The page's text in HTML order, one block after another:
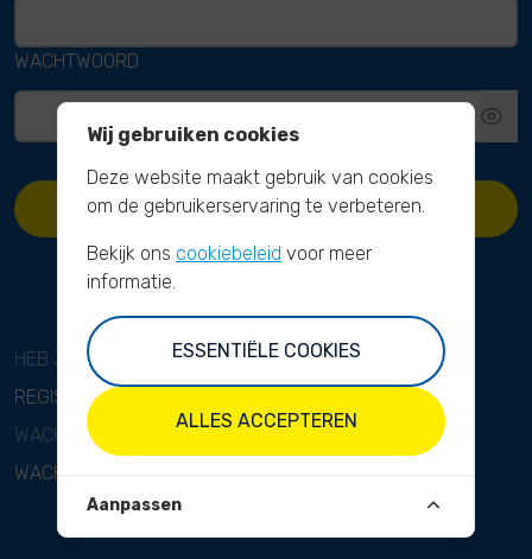
WACHTWOORD
AANMELDEN
HEB JE GEEN ACCOUNT?
REGISTREREN
WACHTWOORD VERGETEN?
WACHTWOORD OPNIEUW INSTELLEN
Wij gebruiken cookies
Deze website maakt gebruik van cookies
om de gebruikerservaring te verbeteren.
Bekijk ons cookiebeleid voor meer
informatie.
ESSENTIËLE COOKIES
ALLES ACCEPTEREN
Aanpassen